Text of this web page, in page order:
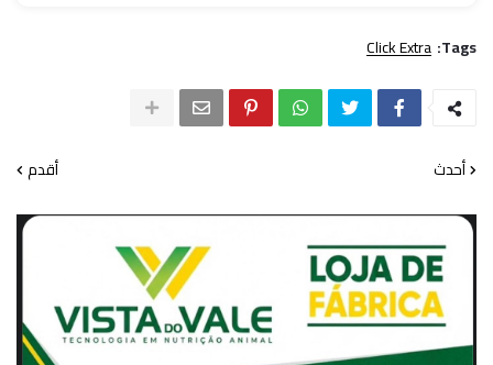
Tags:
Click Extra
أحدث أقدم